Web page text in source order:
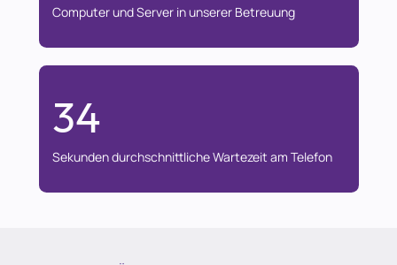
Computer und Server in unserer Betreuung
34
Sekunden durchschnittliche Wartezeit am Telefon